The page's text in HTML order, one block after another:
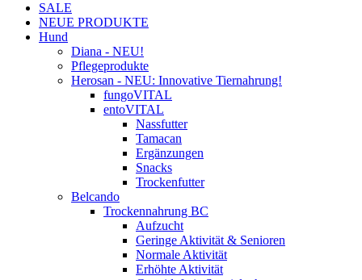
SALE
NEUE PRODUKTE
Hund
Diana - NEU!
Pflegeprodukte
Herosan - NEU: Innovative Tiernahrung!
fungoVITAL
entoVITAL
Nassfutter
Tamacan
Ergänzungen
Snacks
Trockenfutter
Belcando
Trockennahrung BC
Aufzucht
Geringe Aktivität & Senioren
Normale Aktivität
Erhöhte Aktivität